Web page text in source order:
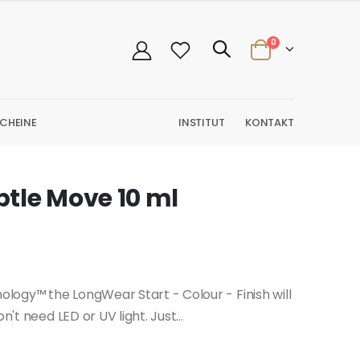
0
KONTAKT
INSTITUT
Move 10 ml
the LongWear Start - Colour - Finish will
need LED or UV light. Just...